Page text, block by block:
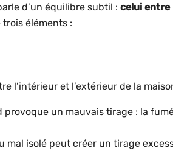
d’un équilibre subtil : celui entre
éléments :
l’intérieur et l’extérieur de la
un mauvais tirage : la
mal isolé peut créer un tirage